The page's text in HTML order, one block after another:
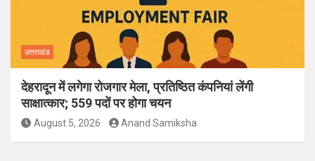
उत्तराखंड
देहरादून में लगेगा रोजगार मेला, प्रतिष्ठित कंपनियां लेंगी
साक्षात्कार; 559 पदों पर होगा चयन
August 5, 2026 Anand Samiksha